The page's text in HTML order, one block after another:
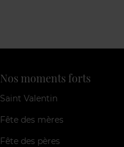
Nos moments forts
Saint Valentin
Fête des mères
Fête des pères